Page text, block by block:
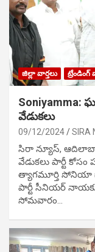
జిల్లా వార్తలు ట్రేండింగ్
వేడుక‌లు
09/12/2024 SIRA
సిరా న్యూస్,
వేడుక‌లు పార్టీ
త్యాగమూర్తి సోనియా
పార్టీ సీనియ‌ర్
సోమవారం…